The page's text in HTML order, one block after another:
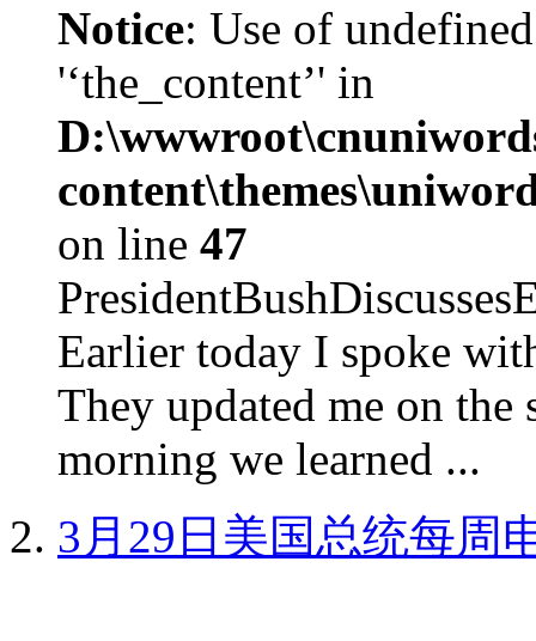
Notice: Use of
'‘the_content’' in
on line 47
Earlier today I spoke
They updated me on the
morning we learned ...
3月29日美国总统每周